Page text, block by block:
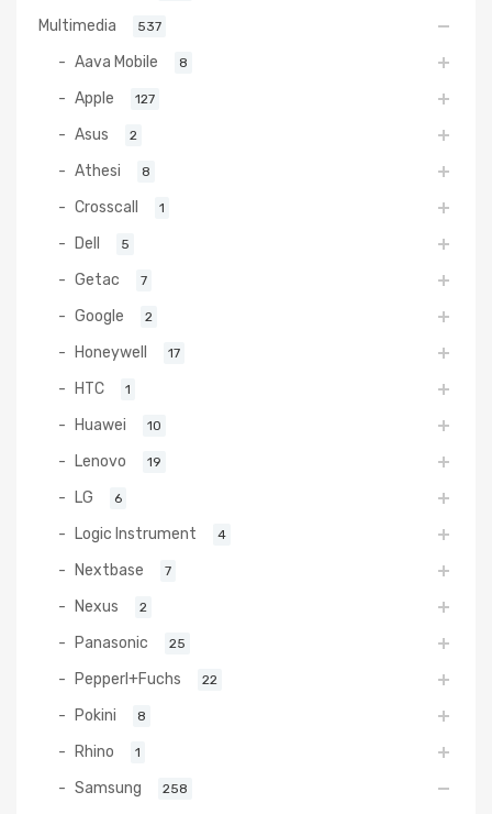
Multimedia 537
Aava Mobile 8
Apple 127
Asus 2
Athesi 8
Crosscall 1
Dell 5
Getac 7
Google 2
Honeywell 17
HTC 1
Huawei 10
Lenovo 19
LG 6
Logic Instrument 4
Nextbase 7
Nexus 2
Panasonic 25
Pepperl+Fuchs 22
Pokini 8
Rhino 1
Samsung 258